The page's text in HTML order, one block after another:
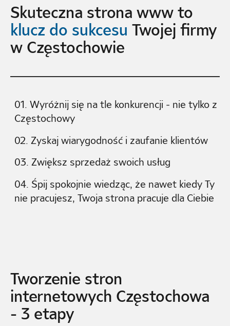
Skuteczna strona www to
klucz do sukcesu Twojej firmy
w Częstochowie
01. Wyróżnij się na tle konkurencji - nie tylko z
Częstochowy
02. Zyskaj wiarygodność i zaufanie klientów
03. Zwiększ sprzedaż swoich usług
04. Śpij spokojnie wiedząc, że nawet kiedy Ty
nie pracujesz, Twoja strona pracuje dla Ciebie
Tworzenie stron
internetowych Częstochowa
- 3 etapy